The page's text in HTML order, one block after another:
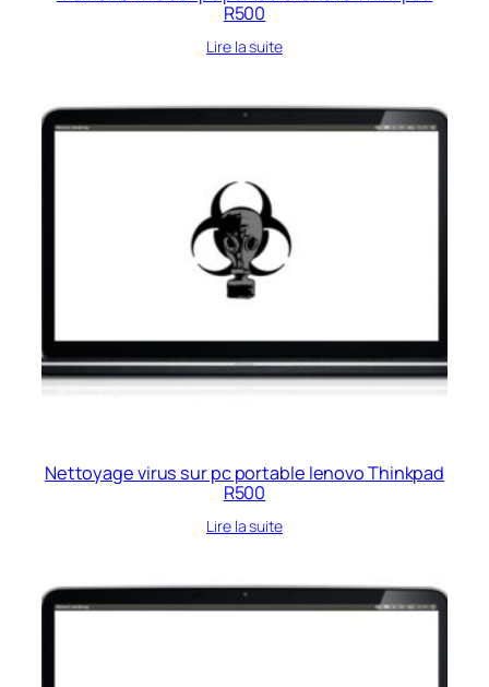
R500
Lire la suite
Nettoyage virus sur pc portable lenovo Thinkpad
R500
Lire la suite